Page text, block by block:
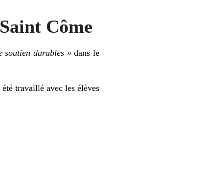
Côme
soutien durables » dans le
travaillé avec les élèves